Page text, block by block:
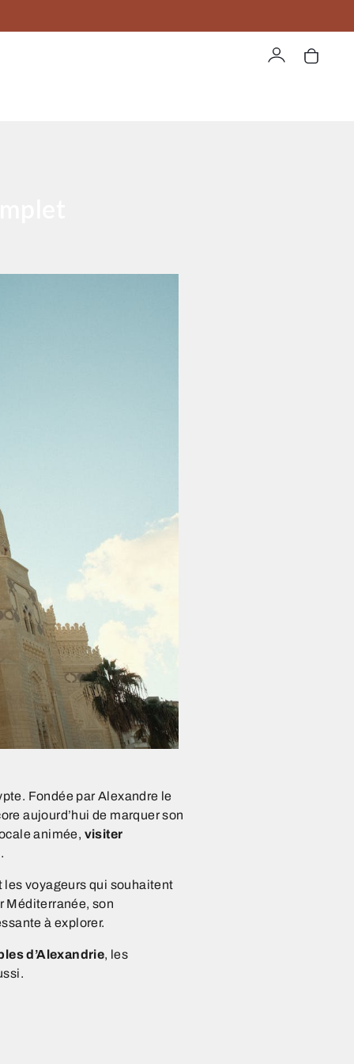
ComptePanier
Fondée par Alexandre le
aujourd’hui de marquer son
animée, visiter
voyageurs qui souhaitent
Méditerranée, son
à explorer.
d’Alexandrie, les